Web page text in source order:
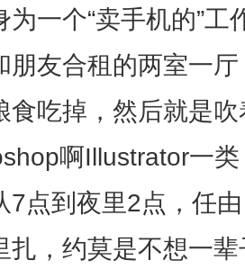
为一个“卖手机的”
朋友合租的两室一
食吃掉，然后就是
啊Illustrator一
7点到夜里2点，任
扎，约莫是不想一